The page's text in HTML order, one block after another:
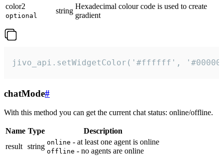
color2
optional
string
Hexadecimal colour code is used to create
gradient
jivo_api.setWidgetColor('#ffffff',
chatMode#
With this method you can get the current chat status: online/offline.
Name Type
Description
result string online - at least one agent is online
offline - no agents are online